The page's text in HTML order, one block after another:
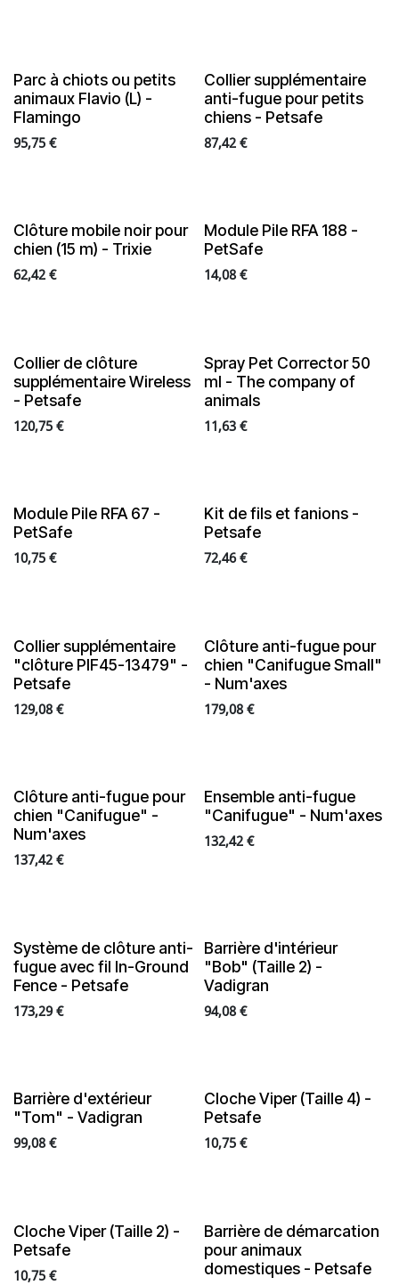
Parc à chiots ou petits
animaux Flavio (L) -
Flamingo
95,75 €
Collier supplémentaire
anti-fugue pour petits
chiens - Petsafe
87,42€
En rupture de stock
Clôture mobile noir pour
chien (15 m) - Trixie
62,42 €
Module Pile RFA 188 -
PetSafe
14,08€
Collier de clôture
supplémentaire Wireless
- Petsafe
120,75 €
Spray Pet Corrector 50
ml - The company of
animals
11,63€
Module Pile RFA 67 -
PetSafe
10,75 €
Kit de fils et fanions -
Petsafe
72,46€
Collier supplémentaire
"clôture PIF45-13479" -
Petsafe
129,08 €
Clôture anti-fugue pour
chien "Canifugue Small"
- Num'axes
179,08€
Clôture anti-fugue pour
chien "Canifugue" -
Num'axes
137,42 €
Ensemble anti-fugue
"Canifugue" - Num'axes
132,42€
Système de clôture anti-
fugue avec fil In-Ground
Fence - Petsafe
173,29€
Barrière d'intérieur
"Bob" (Taille 2) -
Vadigran
94,08€
Barrière d'extérieur
"Tom" - Vadigran
99,08 €
Cloche Viper (Taille 4) -
Petsafe
10,75€
Cloche Viper (Taille 2) -
Petsafe
10,75 €
Barrière de démarcation
pour animaux
domestiques - Petsafe